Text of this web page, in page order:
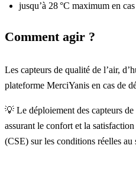
jusqu’à 28 °C maximum en
Comment agir ?
Les capteurs de qualité de l’air,
plateforme MerciYanis en cas de
💡 Le déploiement des capteurs
assurant le confort et la
(CSE) sur les conditions réelles au